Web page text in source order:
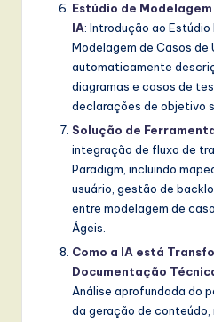
Estúdio de Modelagem
IA: Introdução ao Estúdio
Modelagem de Casos de
automaticamente
diagramas e casos de
declarações de objetivo
Solução de
integração de fluxo de
Paradigm, incluindo
usuário, gestão de
entre modelagem de
Ágeis.
Como a IA está
Documentação
Análise aprofundada do
da geração de conteúdo,